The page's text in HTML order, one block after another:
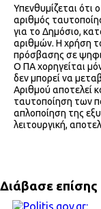
Υπενθυμίζεται ότι
αριθμός
για το Δημόσιο,
αριθμών. Η χρήση
πρόσβασης σε
Ο ΠΑ χορηγείται
δεν μπορεί να
Αριθμού αποτελεί
ταυτοποίηση των
απλοποίηση της
λειτουργική,
Διάβασε επίσης